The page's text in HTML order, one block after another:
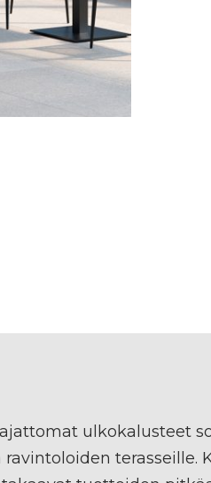
ulkokalusteet
terasseille.